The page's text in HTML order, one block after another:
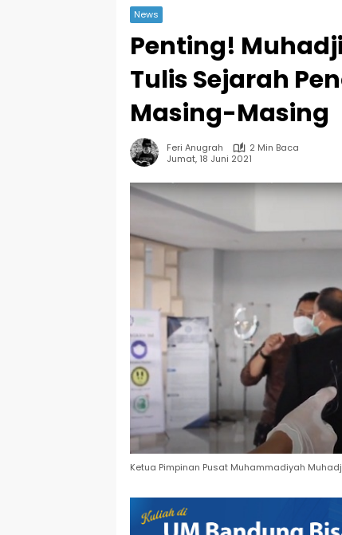
News
Penting!
Tulis Sejarah
Masing-Masing
Feri Anugrah
2 Min Baca
Jumat, 18 Juni 2021
Ketua Pimpinan Pusat Muhammadiyah